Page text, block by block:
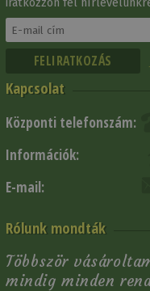
Kapcsolat
Központi telefonszám:
Információk:
E-mail:
Rólunk mondták
Többször
mindig minden